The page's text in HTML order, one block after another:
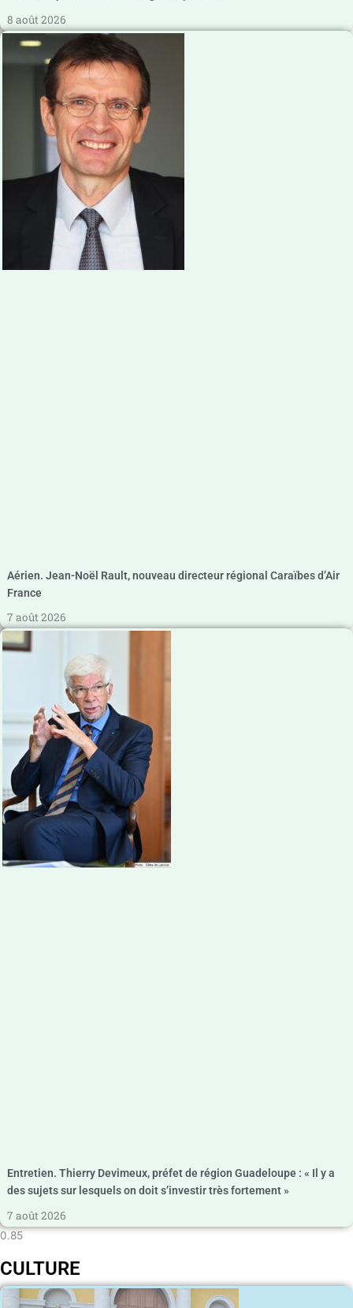
8 août 2026
Aérien. Jean-Noël Rault, nouveau directeur régional Caraïbes d’Air
France
7 août 2026
Entretien. Thierry Devimeux, préfet de région Guadeloupe : « Il y a
des sujets sur lesquels on doit s’investir très fortement »
7 août 2026
CULTURE